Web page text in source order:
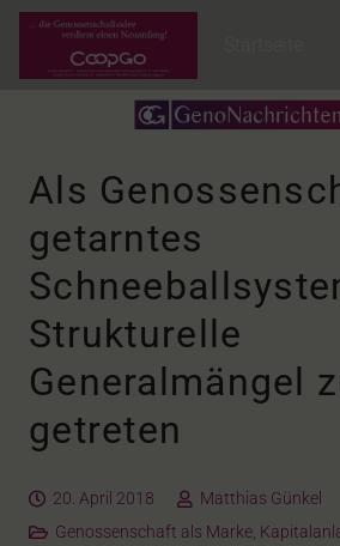
Als
getarntes
Strukturelle
Generalmängel
getreten
20. April 2018
Matthias Günkel
Genossenschaft als Marke,